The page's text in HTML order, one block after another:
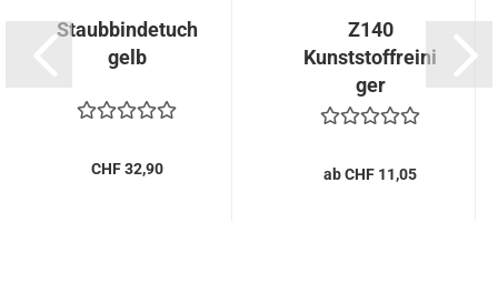
Staubbindetuch
gelb
CHF 32,90
Z140
Kunststoffreini
ger
ab CHF 11,05